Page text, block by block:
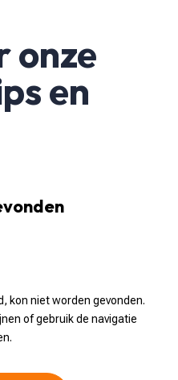
onze
en
kon niet worden gevonden.
of gebruik de navigatie